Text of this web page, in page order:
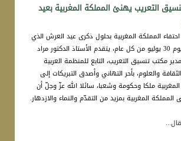
التعريب يهنئ المملكة المغربية بعيد
المملكة المغربية بحلول ذكرى عيد العرش الذي
يصادف يوم 30 يوليو من كل عام، يتقدم الأستاذ الدكتور مراد
مكتب تنسيق التعريب، التابع للمنظمة العربية
والعلوم، بأحر التهاني وأصدق التبريكات إلى
ملكا وحكومة وشعبا، سائلا الله عزّ وجلّ أن
المغربية بمزيد من التقدّم والنماء والازدهار.